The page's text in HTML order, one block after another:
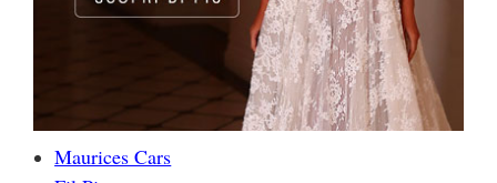
Maurices Cars